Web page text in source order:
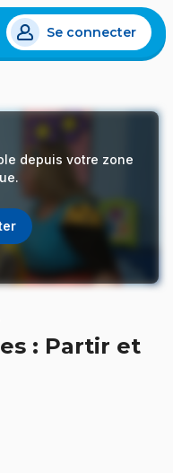
Se connecter
depuis votre zone
: Partir et